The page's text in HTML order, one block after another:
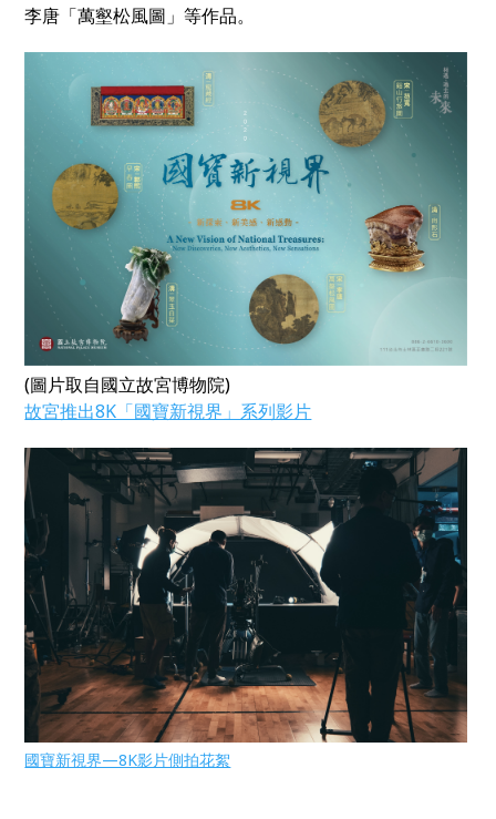
李唐「萬壑松風圖」等作品。
(圖片取自國立故宮博物院)
故宮推出8K「國寶新視界」系列影片
國寶新視界—8K影片側拍花絮